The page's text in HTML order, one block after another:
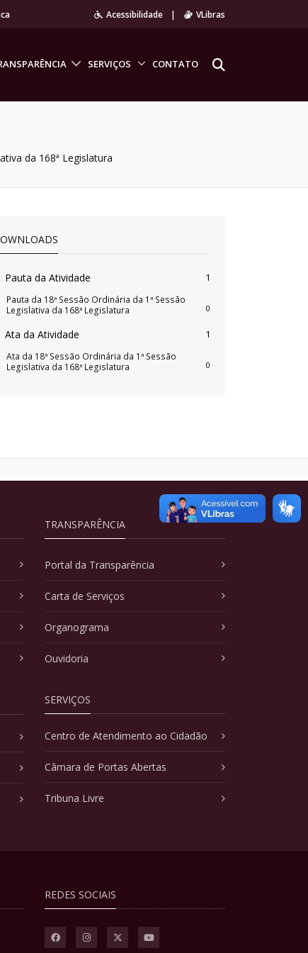
Acessibilidade | VLibras
SERVIÇOS CONTATO
da 168ª Legislatura
Pauta da Atividade 1
Pauta da 18ª Sessão Ordinária da 1ª Sessão
Legislativa da 168ª Legislatura
0
Ata da Atividade 1
Ata da 18ª Sessão Ordinária da 1ª Sessão
Legislativa da 168ª Legislatura
0
TRANSPARÊNCIA
Portal da Transparência
Carta de Serviços
Organograma
Ouvidoria
SERVIÇOS
Centro de Atendimento ao Cidadão
Câmara de Portas Abertas
Tribuna Livre
REDES SOCIAIS